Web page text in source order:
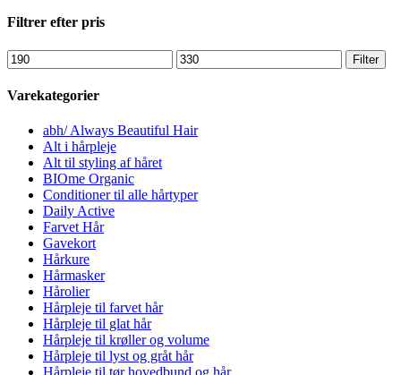
Close
Filtrer efter pris
Mindste
pris
Højeste
pris
Filter
Varekategorier
abh/ Always Beautiful Hair
Alt i hårpleje
Alt til styling af håret
BIOme Organic
Conditioner til alle hårtyper
Daily Active
Farvet Hår
Gavekort
Hårkure
Hårmasker
Hårolier
Hårpleje til farvet hår
Hårpleje til glat hår
Hårpleje til krøller og volume
Hårpleje til lyst og gråt hår